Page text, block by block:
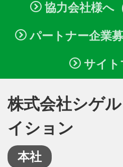
協力会社様へ
パートナー企業
サイト
株式会社シゲ
イション
本社